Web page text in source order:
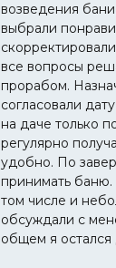
возведения
выбрали
все вопросы
прорабом.
согласовали
на даче только
регулярно
удобно. По
принимать баню.
том числе и
обсуждали с
общем я остался